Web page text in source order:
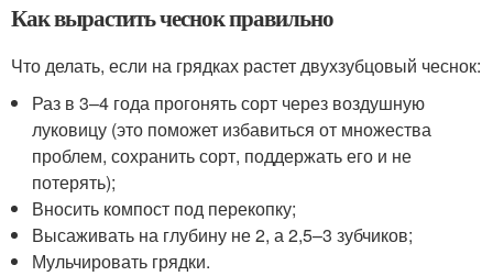
Как вырастить чеснок правильно
Что делать, если на грядках растет двухзубцовый чеснок:
Раз в 3–4 года прогонять сорт через воздушную
луковицу (это поможет избавиться от множества
проблем, сохранить сорт, поддержать его и не
потерять);
Вносить компост под перекопку;
Высаживать на глубину не 2, а 2,5–3 зубчиков;
Мульчировать грядки.